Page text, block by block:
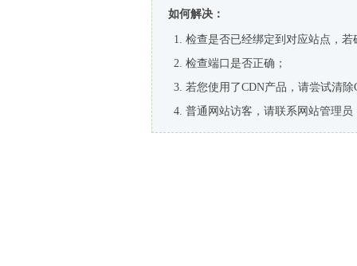
如何解决：
检查是否已经绑定到对应站点，
检查端口是否正确；
若您使用了CDN产品，请尝试清除
普通网站访客，请联系网站管理员